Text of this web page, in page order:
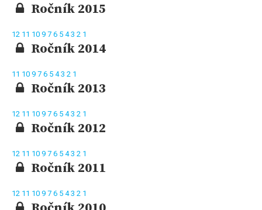
Ročník 2015
12 11 10 9 7 6 5 43 2 1
Ročník 2014
11 10 9 7 6 5 43 2 1
Ročník 2013
12 11 10 9 7 6 5 43 2 1
Ročník 2012
12 11 10 9 7 6 5 43 2 1
Ročník 2011
12 11 10 9 7 6 5 43 2 1